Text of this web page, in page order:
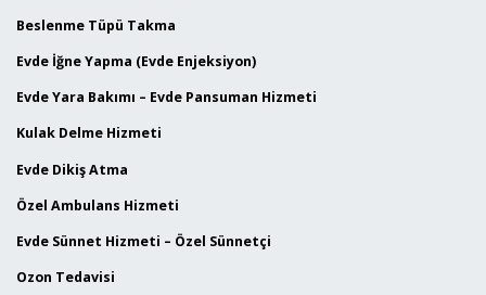
Beslenme Tüpü Takma
Evde İğne Yapma (Evde Enjeksiyon)
Evde Yara Bakımı – Evde Pansuman Hizmeti
Kulak Delme Hizmeti
Evde Dikiş Atma
Özel Ambulans Hizmeti
Evde Sünnet Hizmeti – Özel Sünnetçi
Ozon Tedavisi